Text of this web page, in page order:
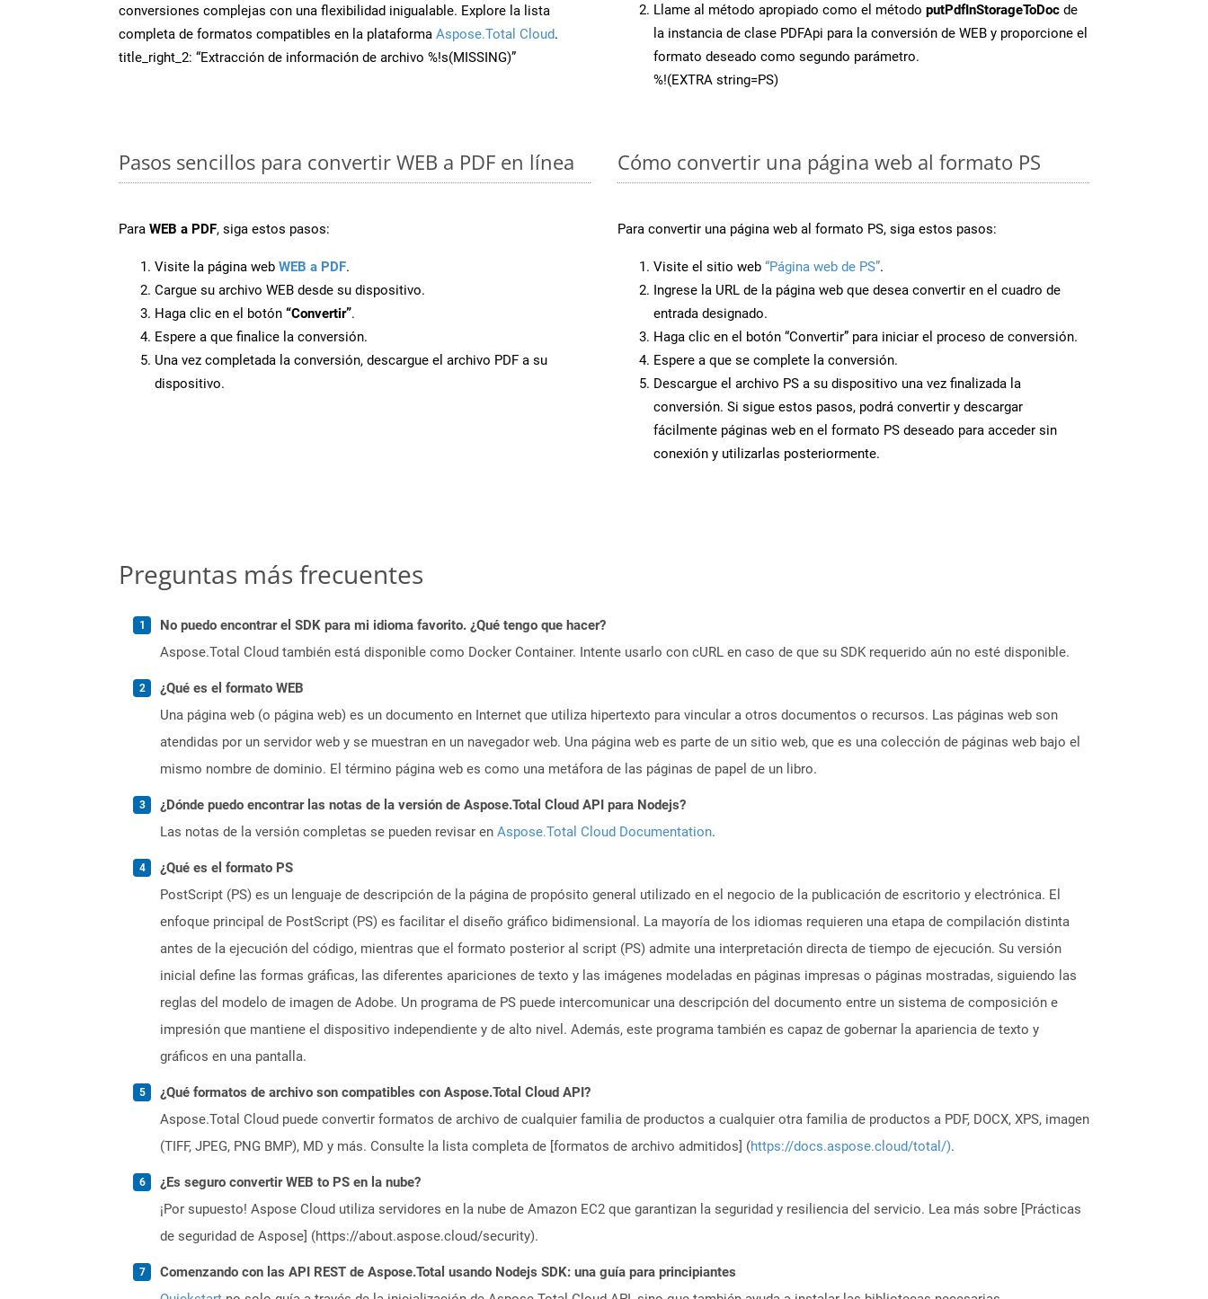
conversiones complejas con una flexibilidad inigualable. Explore la lista
completa de formatos compatibles en la plataforma Aspose.Total Cloud.
title_right_2: “Extracción de información de archivo %!s(MISSING)”
Llame al método apropiado como el método putPdfInStorageToDoc de
la instancia de clase PDFApi para la conversión de WEB y proporcione el
formato deseado como segundo parámetro.
%!(EXTRA string=PS)
Pasos sencillos para convertir WEB a PDF en línea
Para WEB a PDF, siga estos pasos:
Visite la página web WEB a PDF.
Cargue su archivo WEB desde su dispositivo.
Haga clic en el botón “Convertir”.
Espere a que finalice la conversión.
Una vez completada la conversión, descargue el archivo PDF a su
dispositivo.
Cómo convertir una página web al formato PS
Para convertir una página web al formato PS, siga estos pasos:
Visite el sitio web “Página web de PS”.
Ingrese la URL de la página web que desea convertir en el cuadro de
entrada designado.
Haga clic en el botón “Convertir” para iniciar el proceso de conversión.
Espere a que se complete la conversión.
Descargue el archivo PS a su dispositivo una vez finalizada la
conversión. Si sigue estos pasos, podrá convertir y descargar
fácilmente páginas web en el formato PS deseado para acceder sin
conexión y utilizarlas posteriormente.
Preguntas más frecuentes
No puedo encontrar el SDK para mi idioma favorito. ¿Qué tengo que hacer?
Aspose.Total Cloud también está disponible como Docker Container. Intente usarlo con cURL en caso de que su SDK requerido aún no esté disponible.
¿Qué es el formato WEB
Una página web (o página web) es un documento en Internet que utiliza hipertexto para vincular a otros documentos o recursos. Las páginas web son
atendidas por un servidor web y se muestran en un navegador web. Una página web es parte de un sitio web, que es una colección de páginas web bajo el
mismo nombre de dominio. El término página web es como una metáfora de las páginas de papel de un libro.
¿Dónde puedo encontrar las notas de la versión de Aspose.Total Cloud API para Nodejs?
Las notas de la versión completas se pueden revisar en Aspose.Total Cloud Documentation.
¿Qué es el formato PS
PostScript (PS) es un lenguaje de descripción de la página de propósito general utilizado en el negocio de la publicación de escritorio y electrónica. El
enfoque principal de PostScript (PS) es facilitar el diseño gráfico bidimensional. La mayoría de los idiomas requieren una etapa de compilación distinta
antes de la ejecución del código, mientras que el formato posterior al script (PS) admite una interpretación directa de tiempo de ejecución. Su versión
inicial define las formas gráficas, las diferentes apariciones de texto y las imágenes modeladas en páginas impresas o páginas mostradas, siguiendo las
reglas del modelo de imagen de Adobe. Un programa de PS puede intercomunicar una descripción del documento entre un sistema de composición e
impresión que mantiene el dispositivo independiente y de alto nivel. Además, este programa también es capaz de gobernar la apariencia de texto y
gráficos en una pantalla.
¿Qué formatos de archivo son compatibles con Aspose.Total Cloud API?
Aspose.Total Cloud puede convertir formatos de archivo de cualquier familia de productos a cualquier otra familia de productos a PDF, DOCX, XPS, imagen
(TIFF, JPEG, PNG BMP), MD y más. Consulte la lista completa de [formatos de archivo admitidos] (https://docs.aspose.cloud/total/).
¿Es seguro convertir WEB to PS en la nube?
¡Por supuesto! Aspose Cloud utiliza servidores en la nube de Amazon EC2 que garantizan la seguridad y resiliencia del servicio. Lea más sobre [Prácticas
de seguridad de Aspose] (https://about.aspose.cloud/security).
Comenzando con las API REST de Aspose.Total usando Nodejs SDK: una guía para principiantes